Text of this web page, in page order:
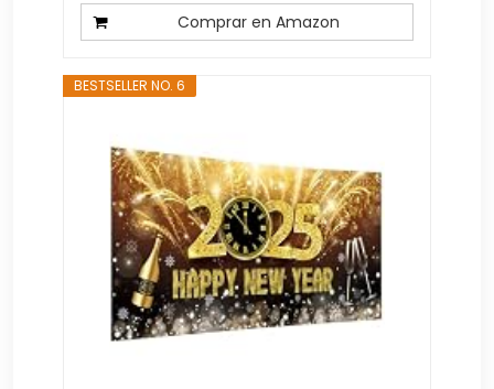
Comprar en Amazon
BESTSELLER NO. 6